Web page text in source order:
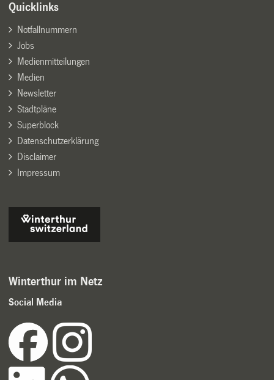
Quicklinks
Notfallnummern
Jobs
Medienmitteilungen
Medien
Newsletter
Stadtpläne
Superblock
Datenschutzerklärung
Disclaimer
Impressum
Winterthur im Netz
Social Media